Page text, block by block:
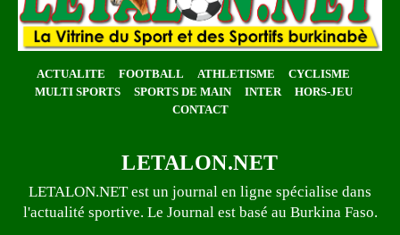
ACTUALITE FOOTBALL ATHLETISME
CYCLISME
MULTI SPORTS
SPORTS DE MAIN INTER
HORS-JEU
CONTACT
LETALON.NET
LETALON.NET est un journal en ligne spécialise dans
l'actualité sportive. Le Journal est basé au Burkina Faso.